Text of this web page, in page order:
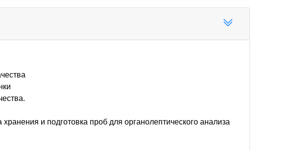
и подготовка проб для органолептического анализа